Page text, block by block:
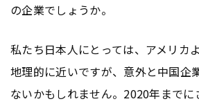
の企業でしょうか。
私たち日本人にとっては、アメリカ
地理的に近いですが、意外と中国企
ないかもしれません。2020年まで